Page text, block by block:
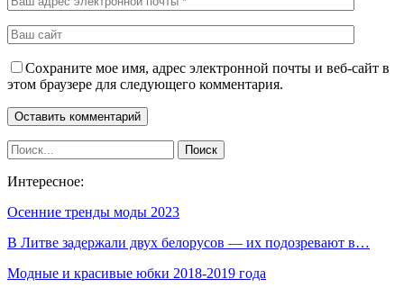
Сохраните мое имя, адрес электронной почты и веб-сайт в
этом браузере для следующего комментария.
Интересное:
Осенние тренды моды 2023
В Литве задержали двух белорусов — их подозревают в…
Модные и красивые юбки 2018-2019 года